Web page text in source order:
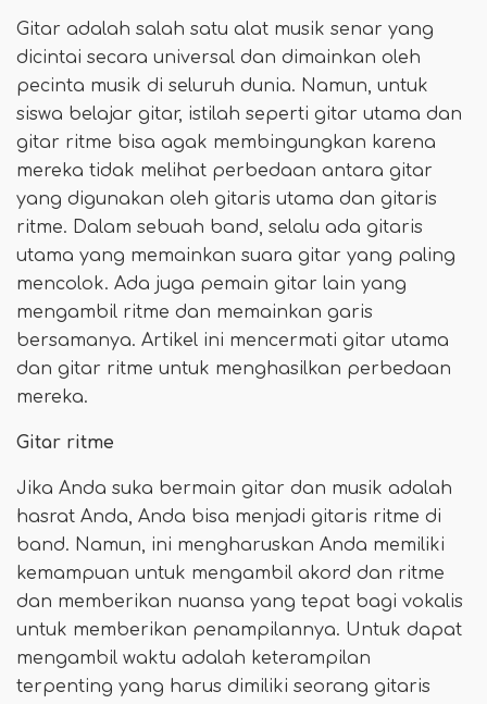
Gitar adalah salah satu alat musik senar yang
dicintai secara universal dan dimainkan oleh
pecinta musik di seluruh dunia. Namun, untuk
siswa belajar gitar, istilah seperti gitar utama dan
gitar ritme bisa agak membingungkan karena
mereka tidak melihat perbedaan antara gitar
yang digunakan oleh gitaris utama dan gitaris
ritme. Dalam sebuah band, selalu ada gitaris
utama yang memainkan suara gitar yang paling
mencolok. Ada juga pemain gitar lain yang
mengambil ritme dan memainkan garis
bersamanya. Artikel ini mencermati gitar utama
dan gitar ritme untuk menghasilkan perbedaan
mereka.
Gitar ritme
Jika Anda suka bermain gitar dan musik adalah
hasrat Anda, Anda bisa menjadi gitaris ritme di
band. Namun, ini mengharuskan Anda memiliki
kemampuan untuk mengambil akord dan ritme
dan memberikan nuansa yang tepat bagi vokalis
untuk memberikan penampilannya. Untuk dapat
mengambil waktu adalah keterampilan
terpenting yang harus dimiliki seorang gitaris